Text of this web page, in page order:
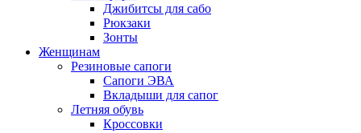
Джибитсы для сабо
Рюкзаки
Зонты
Женщинам
Резиновые сапоги
Cапоги ЭВА
Вкладыши для сапог
Летняя обувь
Кроссовки